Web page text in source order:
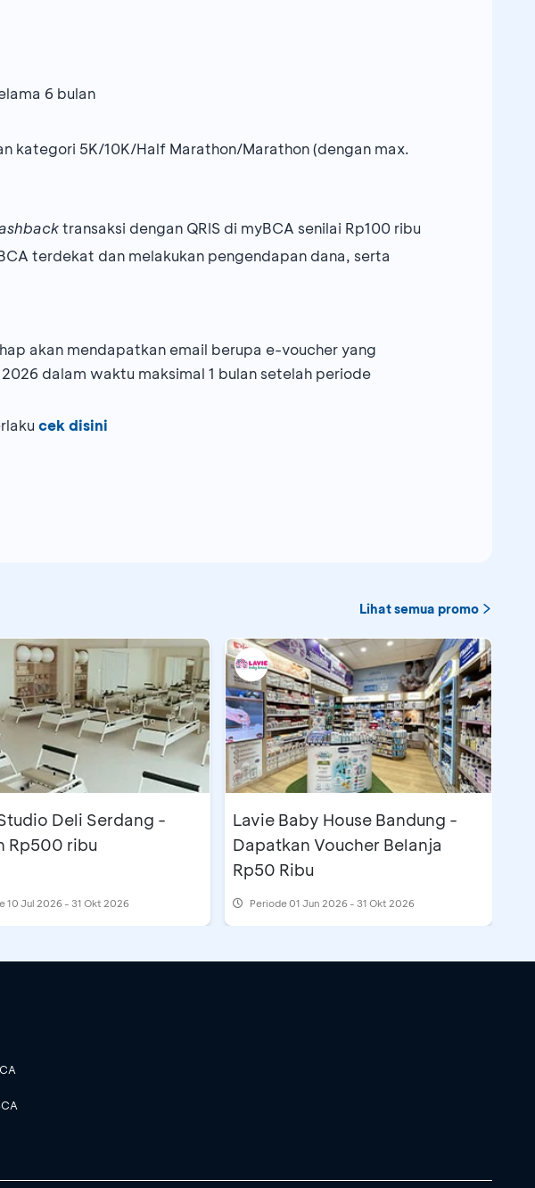
6 bulan
kategori 5K/10K/Half Marathon/Marathon (dengan max.
transaksi dengan QRIS di myBCA senilai Rp100 ribu
terdekat dan melakukan pengendapan dana, serta
akan mendapatkan email berupa e-voucher yang
dalam waktu maksimal 1 bulan setelah periode
cek disini
Lihat semua promo
Deli Serdang -
Rp500 ribu
10 Jul 2026 - 31 Okt 2026
Lavie Baby House Bandung -
Dapatkan Voucher Belanja
Rp50 Ribu
Periode01 Jun 2026 - 31 Okt 2026